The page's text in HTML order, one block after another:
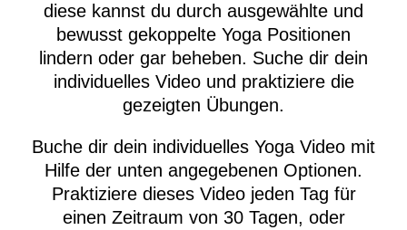
diese kannst du durch ausgewählte und
bewusst gekoppelte Yoga Positionen
lindern oder gar beheben. Suche dir dein
individuelles Video und praktiziere die
gezeigten Übungen.
Buche dir dein individuelles Yoga Video mit
Hilfe der unten angegebenen Optionen.
Praktiziere dieses Video jeden Tag für
einen Zeitraum von 30 Tagen, oder